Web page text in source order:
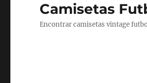
Camisetas
Encontrar camisetas vintage